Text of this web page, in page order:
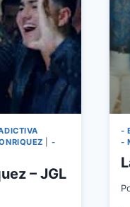
-
– JGL
-
-